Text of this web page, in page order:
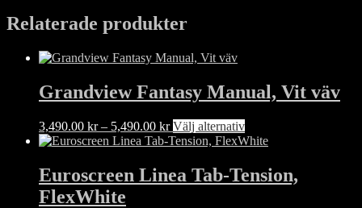
65,890.00 kr
olika
alternativen
väljas
på
Relaterade produkter
Grandview Fantasy Manual, Vit väv
3,490.00 kr – 5,490.00 krPrisintervall:
3,490.00 kr
5,490.00 kr
Välj alternativDen
här
flera
Euroscreen Linea Tab-Tension,
FlexWhite